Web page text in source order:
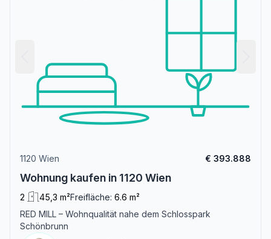
1120 Wien € 393.888
Wohnung kaufen in 1120 Wien
2 45,3 m²Freifläche: 6.6 m²
RED MILL – Wohnqualität nahe dem Schlosspark
Schönbrunn